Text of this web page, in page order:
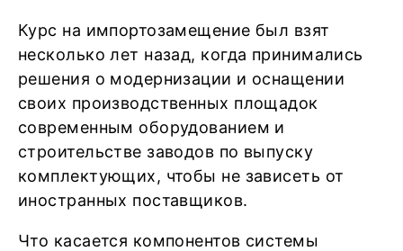
Курс на импортозамещение был взят
несколько лет назад, когда принимались
решения о модернизации и оснащении
своих производственных площадок
современным оборудованием и
строительстве заводов по выпуску
комплектующих, чтобы не зависеть от
иностранных поставщиков.
Что касается компонентов системы